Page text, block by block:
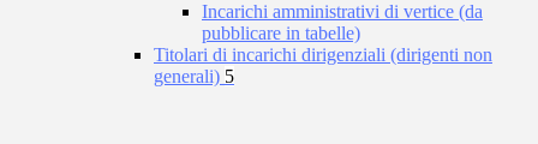
Incarichi amministrativi di vertice (da
pubblicare in tabelle)
Titolari di incarichi dirigenziali (dirigenti non
generali) 5